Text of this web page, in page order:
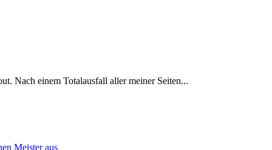
Nach einem Totalausfall aller meiner Seiten...
Meister aus